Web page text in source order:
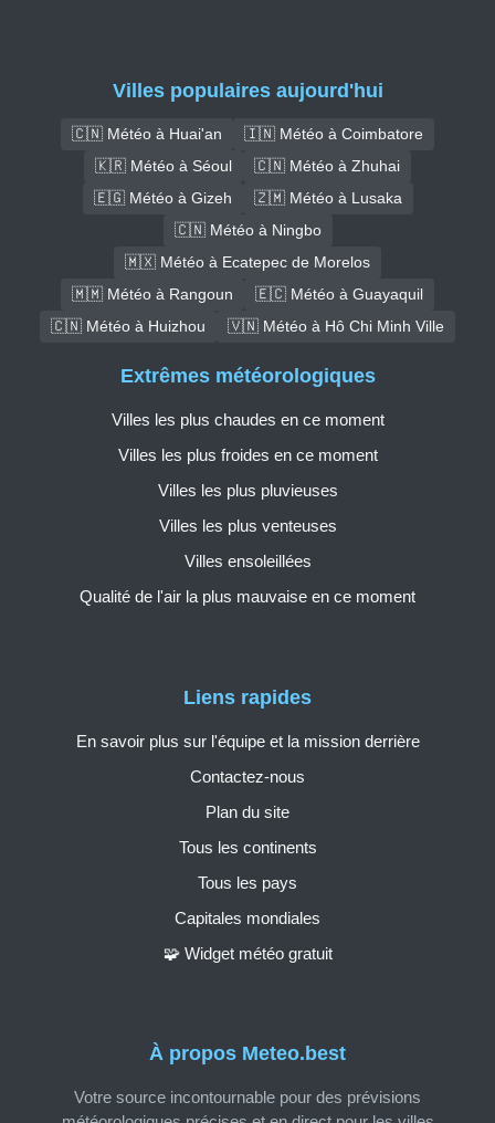
Villes populaires aujourd'hui
🇨🇳 Météo à Huai'an
🇮🇳 Météo à Coimbatore
🇰🇷 Météo à Séoul
🇨🇳 Météo à Zhuhai
🇪🇬 Météo à Gizeh
🇿🇲 Météo à Lusaka
🇨🇳 Météo à Ningbo
🇲🇽 Météo à Ecatepec de Morelos
🇲🇲 Météo à Rangoun
🇪🇨 Météo à Guayaquil
🇨🇳 Météo à Huizhou
🇻🇳 Météo à Hô Chi Minh Ville
À propos Meteo.best
Votre source incontournable pour des prévisions
Liens rapides
En savoir plus sur l'équipe et la mission derrière
Contactez-nous
Plan du site
Tous les continents
Tous les pays
Capitales mondiales
🧩 Widget météo gratuit
Extrêmes météorologiques
Villes les plus chaudes en ce moment
Villes les plus froides en ce moment
Villes les plus pluvieuses
Villes les plus venteuses
Villes ensoleillées
Qualité de l'air la plus mauvaise en ce moment